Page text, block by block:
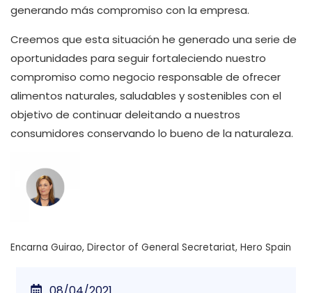
generando más compromiso con la empresa.
Creemos que esta situación he generado una serie de
oportunidades para seguir fortaleciendo nuestro
compromiso como negocio responsable de ofrecer
alimentos naturales, saludables y sostenibles con el
objetivo de continuar deleitando a nuestros
consumidores conservando lo bueno de la naturaleza.
Encarna Guirao, Director of General Secretariat, Hero Spain